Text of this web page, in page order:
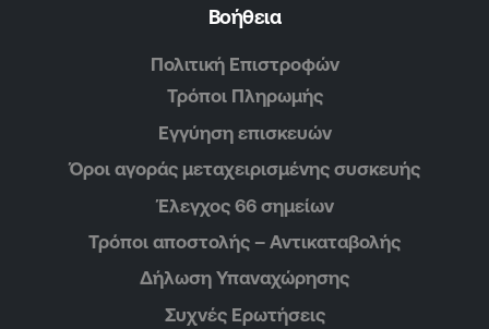
Βοήθεια
Πολιτική Επιστροφών
Τρόποι Πληρωμής
Εγγύηση επισκευών
Όροι αγοράς μεταχειρισμένης συσκευής
Έλεγχος 66 σημείων
Τρόποι αποστολής – Αντικαταβολής
Δήλωση Υπαναχώρησης
Συχνές Ερωτήσεις